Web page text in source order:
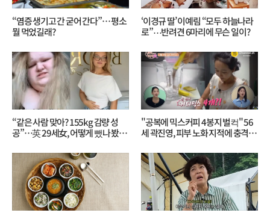
“염증 생기고 간 굳어 간다”… 평소
뭘 먹었길래?
‘이경규 딸’ 이예림 “모두 하늘나라
로”⋯반려견 6마리에 무슨 일이?
“같은 사람 맞아? 155kg 감량 성
공”…英 29세女, 어떻게 뺐나 봤더
"공복에 믹스커피 4봉지 벌컥" 56
세 곽진영, 피부 노화 지적에 충격…